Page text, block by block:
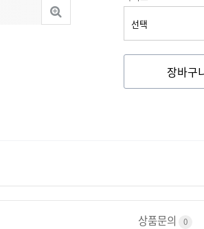
장바구
상품문의 0